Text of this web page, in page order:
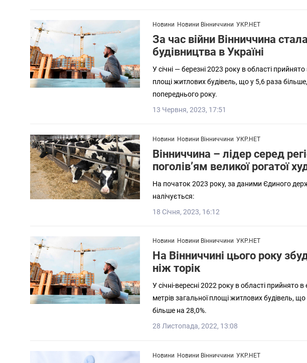
Новини Новини Вінниччини УКР.НЕТ
За час війни Вінниччина
будівництва в Україні
У січні — березні 2023 року в області
площі житлових будівель, що у 5,6 раза більше,
попереднього року.
13 Червня, 2023, 17:51
Новини Новини Вінниччини УКР.НЕТ
Вінниччина – лідер серед
поголів’ям великої рогатої
На початок 2023 року, за даними Єдиного
налічується:
18 Січня, 2023, 16:12
Новини Новини Вінниччини УКР.НЕТ
На Вінниччині цього року
ніж торік
У січні-вересні 2022 року в області прийнято
метрів загальної площі житлових будівель,
більше на 28,0%.
28 Листопада, 2022, 13:08
Новини Новини Вінниччини УКР.НЕТ